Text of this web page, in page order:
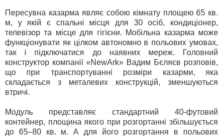
Пересувна казарма являє собою кімнату площею 65 кв.
м, у якій є спальні місця для 30 осіб, кондиціонер,
телевізор та місце для гігієни. Мобільна казарма може
функціонувати як цілком автономно в польових умовах,
так і підключатися до наявних мереж. Головний
конструктор компанії «NewArk» Вадим Бєляєв розповів,
що при транспортуванні розміри казарми, яка
складається з металевих конструкцій, зменшуються
втричі.
Модуль представляє стандартний 40-футовий
контейнер, площина якого при розгортанні збільшується
до 65–80 кв. м. А для його розгортання в польових